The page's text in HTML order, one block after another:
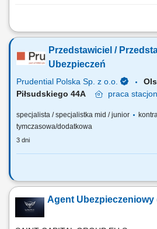
Budowanie i pozyskiwanie własnego
ubezpieczeniowych; Prowadzenie spotkań
i stacjonarnej; Realizacja indywidualnych
Przedstawiciel /
Ubezpieczeń
Prudential Polska Sp. z o.o.
Piłsudskiego 44A
praca
specjalista / specjalistka mid / junior
tymczasowa/dodatkowa
3 dni
Twój zakres obowiązków: budowanie
organizacja własnej aktywności i kalendarza
Agent Ubezpieczeniowy